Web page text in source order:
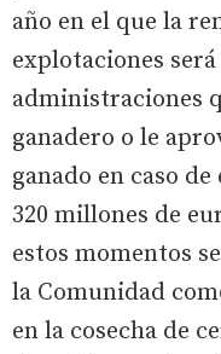
año en el que la
explotaciones
administraciones
ganadero o le
ganado en caso
320 millones de
estos momentos
la Comunidad
en la cosecha de